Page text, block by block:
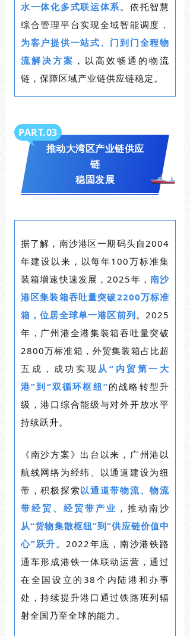
水一体化多式联运体系。依托智慧
综合管理平台实现全域智能调度，
为客户提供一站式、门到门全程物
流解决方案 ，以高效畅通的物流
链，保障区域产业链供应链稳定。
PART.03
推动大湾区产业链供应
链
稳固发展
据了解，南沙港区一期码头自2004
年建设以来，以每年100万标准集
装箱增速快速发展，2025年， 南沙
港区集装箱吞吐量突破2200万标准
箱，位居全球单一港区前列。2025
年，广州港全港集装箱吞吐量突破
2800万标准箱，外贸集装箱占比超
五成，成功实现 从“内贸第一大
港”到“双循环枢纽”的战略转型升
级，港口综合能级与对外开放水平
持续跃升。
《南沙方案》出台以来，广州港以
航线网络为经纬、以通道建设为纽
带，积极探索以通道带物流、物流
带经贸、经贸带产业 ，推动南沙
从“货物集散枢纽”到“供应链价值中
心”跃升。2022年底，南沙港铁路
通车形成港铁一体联动运营，通过
在全国设立的38个内陆港和办事
处，持续提升港口通过铁路班列辐
射全国乃至全球的能力。